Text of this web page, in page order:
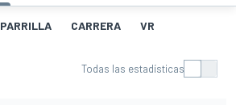
PARRILLA CARRERA VR
Todas las estadísticas